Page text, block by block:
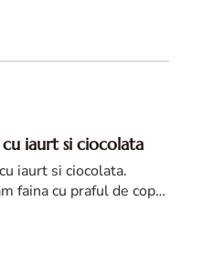
cu iaurt si ciocolata
iaurt si ciocolata.
faina cu praful de copt,